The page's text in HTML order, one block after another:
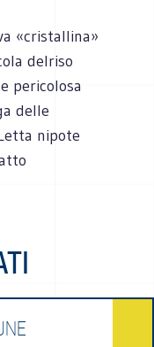
«cristallina»
delriso
pericolosa
delle
nipote